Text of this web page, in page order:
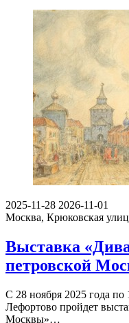
2025-11-28 2026-11-01
Москва, Крюковская
Выставка
петровской
С 28 ноября 2025 года по
Лефортово пройдет
Москвы»…